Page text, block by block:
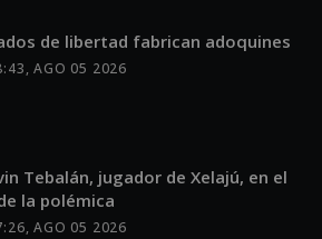
de libertad fabrican adoquines
AGO 05 2026
Tebalán, jugador de Xelajú, en el
la polémica
AGO 05 2026